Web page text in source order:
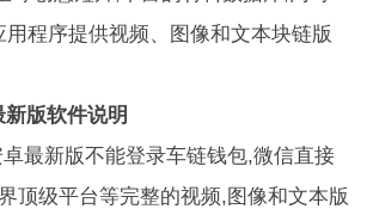
程序提供视频、图像和文本块链版
版软件说明
新版不能登录车链钱包,微信直接
顶级平台等完整的视频,图像和文本版